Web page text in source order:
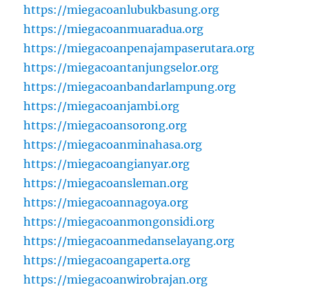
https://miegacoanlubukbasung.org
https://miegacoanmuaradua.org
https://miegacoanpenajampaserutara.org
https://miegacoantanjungselor.org
https://miegacoanbandarlampung.org
https://miegacoanjambi.org
https://miegacoansorong.org
https://miegacoanminahasa.org
https://miegacoangianyar.org
https://miegacoansleman.org
https://miegacoannagoya.org
https://miegacoanmongonsidi.org
https://miegacoanmedanselayang.org
https://miegacoangaperta.org
https://miegacoanwirobrajan.org